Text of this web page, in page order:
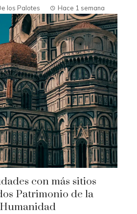
los Palotes Hace 1 semana
con más sitios
Patrimonio de la
Humanidad